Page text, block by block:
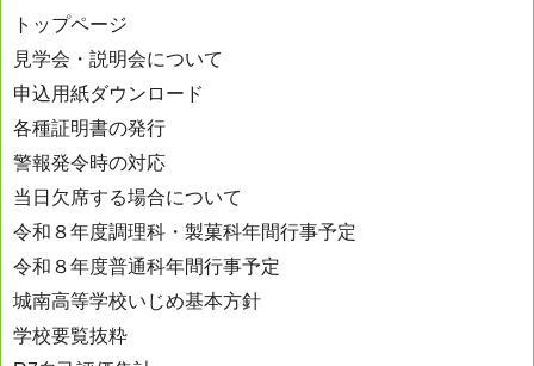
トップページ
見学会・説明会について
申込用紙ダウンロード
各種証明書の発行
警報発令時の対応
当日欠席する場合について
令和８年度調理科・製菓科年間行事予定
令和８年度普通科年間行事予定
城南高等学校いじめ基本方針
学校要覧抜粋